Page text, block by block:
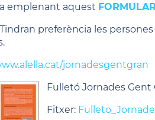
emplenant aquest
preferència les
jornadesgentgran
Fulletó Jornades Gent
Fitxer: